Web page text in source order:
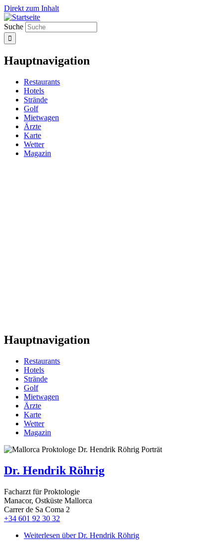
Direkt zum Inhalt
Suche
Hauptnavigation
Restaurants
Hotels
Strände
Golf
Mietwagen
Ärzte
Karte
Wetter
Magazin
Hauptnavigation
Restaurants
Hotels
Strände
Golf
Mietwagen
Ärzte
Karte
Wetter
Magazin
Dr. Hendrik Röhrig
Facharzt für Proktologie
Manacor, Ostküste Mallorca
Carrer de Sa Coma 2
+34 601 92 30 32
Weiterlesen über Dr. Hendrik Röhrig